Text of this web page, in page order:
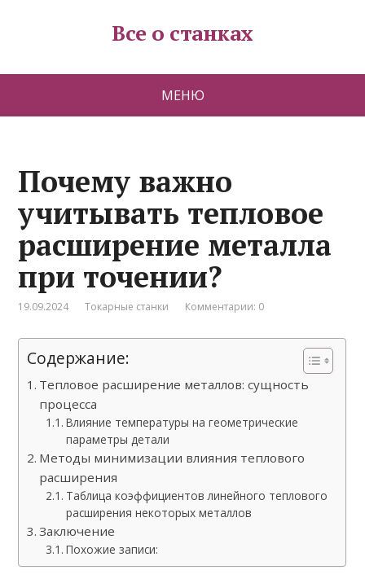
Все о станках
МЕНЮ
Почему важно
учитывать тепловое
расширение металла
при точении?
19.09.2024 Токарные станки Комментарии: 0
Содержание:
Тепловое расширение металлов: сущность
процесса
Влияние температуры на геометрические
параметры детали
Методы минимизации влияния теплового
расширения
Таблица коэффициентов линейного теплового
расширения некоторых металлов
Заключение
Похожие записи: